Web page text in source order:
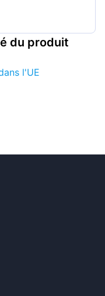
du produit
l'UE